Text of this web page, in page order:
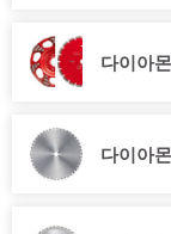
다이아
다이아